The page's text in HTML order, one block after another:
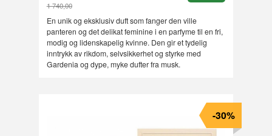
1 740,00
Rabatt
En unik og eksklusiv duft som fanger den ville
panteren og det delikat feminine i en parfyme til en fri,
modig og lidenskapelig kvinne. Den gir et tydelig
inntrykk av rikdom, selvsikkerhet og styrke med
Gardenia og dype, myke dufter fra musk.
-30%